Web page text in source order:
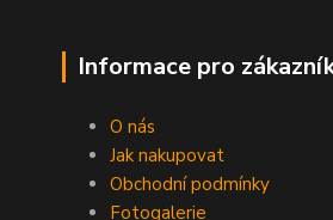
Informace pro
O nás
Jak nakupovat
Obchodní podmínky
Fotogalerie